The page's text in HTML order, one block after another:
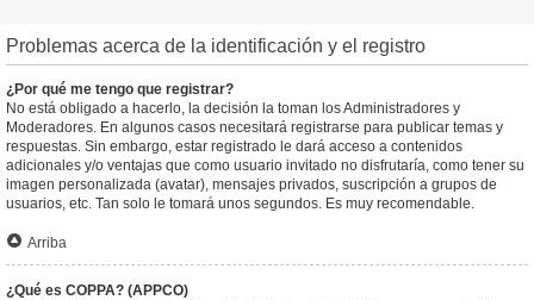
Problemas acerca de la identificación y el registro
¿Por qué me tengo que registrar?
No está obligado a hacerlo, la decisión la toman los Administradores y
Moderadores. En algunos casos necesitará registrarse para publicar temas y
respuestas. Sin embargo, estar registrado le dará acceso a contenidos
adicionales y/o ventajas que como usuario invitado no disfrutaría, como tener su
imagen personalizada (avatar), mensajes privados, suscripción a grupos de
usuarios, etc. Tan solo le tomará unos segundos. Es muy recomendable.
Arriba
¿Qué es COPPA? (APPCO)